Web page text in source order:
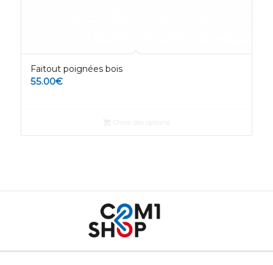
Faitout poignées bois
55.00€